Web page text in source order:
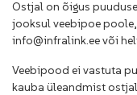
Ostjal on õigus
jooksul veebipoe
info@infralink.ee või
Veebipood ei vastuta
kauba üleandmist